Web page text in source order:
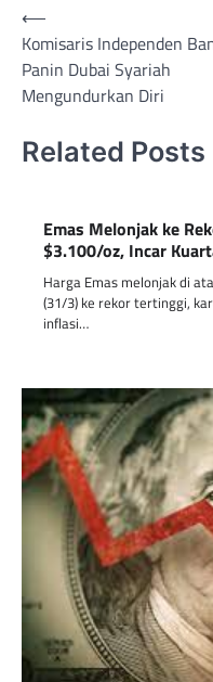
Post
navigation
⟵
Komisaris Independen
Panin Dubai Syariah
Mengundurkan Diri
Related Posts
Emas Melonjak ke
$3.100/oz, Incar
Harga Emas melonjak di
(31/3) ke rekor tertinggi,
inflasi…